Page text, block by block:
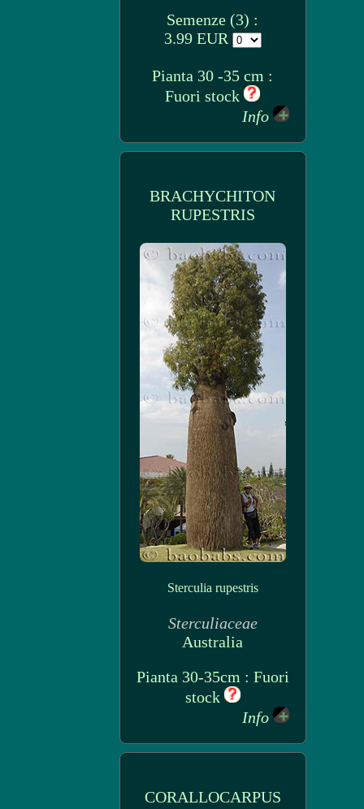
Semenze (3) :
3.99 EUR
Pianta 30 -35 cm :
Fuori stock
Info
BRACHYCHITON
RUPESTRIS
Sterculia rupestris
Sterculiaceae
Australia
Pianta 30-35cm : Fuori
stock
Info
CORALLOCARPUS